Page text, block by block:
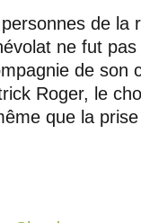
de la
ne fut
de son
Roger, le
que la